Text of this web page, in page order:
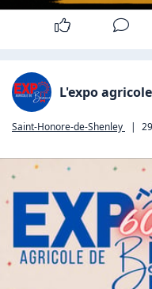
L'expo
Saint-Honore-de-Shenley |